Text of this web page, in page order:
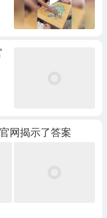
官网揭示了答案